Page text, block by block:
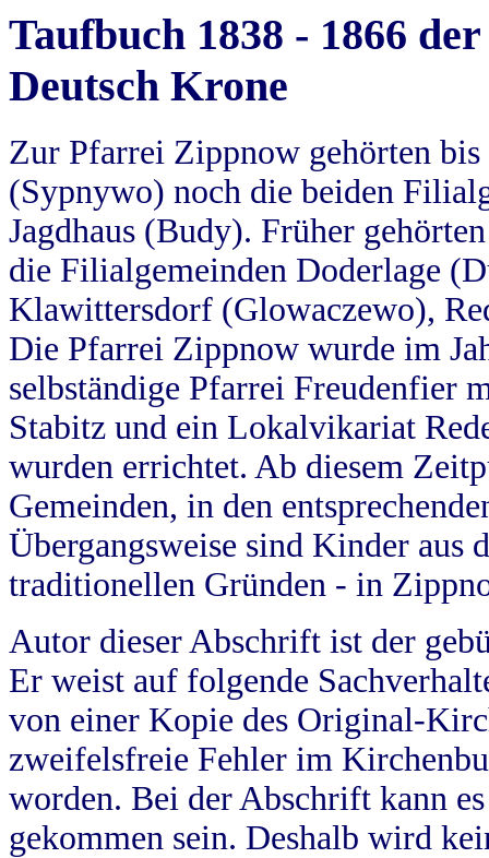
Taufbuch 1838 - 1866
Deutsch Krone
Zur Pfarrei Zippnow gehörten
(Sypnywo) noch die beiden
Jagdhaus (Budy). Früher
die Filialgemeinden Doderlage
Klawittersdorf (Glowaczewo),
Die Pfarrei Zippnow wurde im
selbständige Pfarrei Freudenfier
Stabitz und ein Lokalvikariat
wurden errichtet. Ab diesem
Gemeinden, in den
Übergangsweise sind Kinder aus
traditionellen Gründen - in
Autor dieser Abschrift ist der
Er weist auf folgende
von einer Kopie des Original-
zweifelsfreie Fehler im
worden. Bei der Abschrift kann
gekommen sein. Deshalb wird